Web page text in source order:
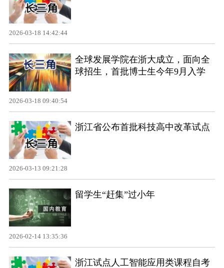
2026-03-18 14:42:44
全球发展学院在浙大成立，面向全
球招生，首批博士生今年9月入学
2026-03-18 09:40:54
浙江省公布首批科技高中改革试点
2026-03-13 09:21:28
留学生“赶集”过小年
2026-02-14 13:35:36
浙江试点人工智能应用类课程自考